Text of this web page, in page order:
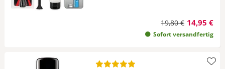
19,80 € 14,95 €
Sofort versandfertig